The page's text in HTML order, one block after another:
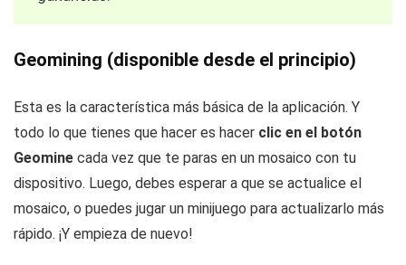
Geomining (disponible desde el principio)
Esta es la característica más básica de la aplicación. Y
todo lo que tienes que hacer es hacer clic en el botón
Geomine cada vez que te paras en un mosaico con tu
dispositivo. Luego, debes esperar a que se actualice el
mosaico, o puedes jugar un minijuego para actualizarlo más
rápido. ¡Y empieza de nuevo!